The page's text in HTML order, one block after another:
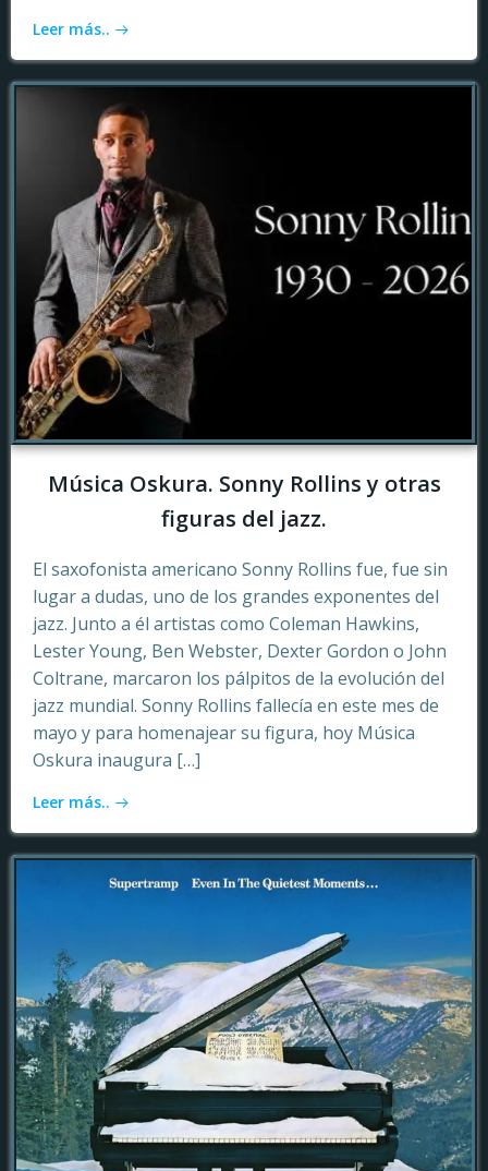
Leer más..
Música Oskura. Sonny Rollins y otras
figuras del jazz.
El saxofonista americano Sonny Rollins fue, fue sin
lugar a dudas, uno de los grandes exponentes del
jazz. Junto a él artistas como Coleman Hawkins,
Lester Young, Ben Webster, Dexter Gordon o John
Coltrane, marcaron los pálpitos de la evolución del
jazz mundial. Sonny Rollins fallecía en este mes de
mayo y para homenajear su figura, hoy Música
Oskura inaugura […]
Leer más..